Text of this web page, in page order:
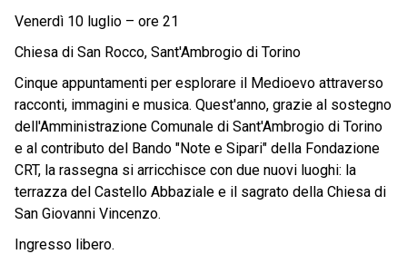
Venerdì 10 luglio – ore 21
Chiesa di San Rocco, Sant'Ambrogio di Torino
Cinque appuntamenti per esplorare il Medioevo attraverso
racconti, immagini e musica. Quest'anno, grazie al sostegno
dell'Amministrazione Comunale di Sant'Ambrogio di Torino
e al contributo del Bando "Note e Sipari" della Fondazione
CRT, la rassegna si arricchisce con due nuovi luoghi: la
terrazza del Castello Abbaziale e il sagrato della Chiesa di
San Giovanni Vincenzo.
Ingresso libero.